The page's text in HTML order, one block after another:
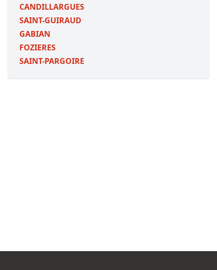
CANDILLARGUES
SAINT-GUIRAUD
GABIAN
FOZIERES
SAINT-PARGOIRE